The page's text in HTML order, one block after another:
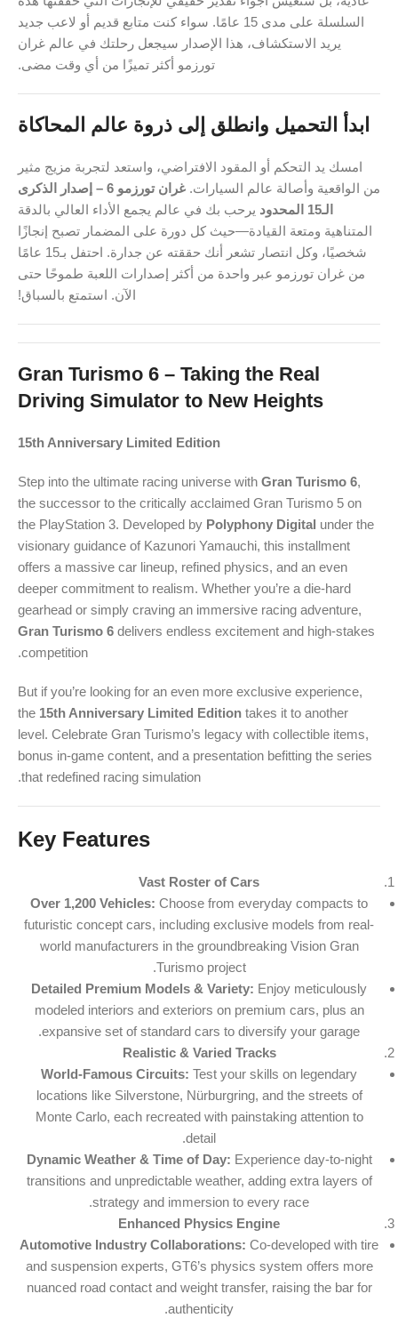
السلسلة على مدى 15 عامًا. سواء كنت متابع قديم أو لاعب جديد
يريد الاستكشاف، هذا الإصدار سيجعل رحلتك في عالم غران
تورزمو أكثر تميزًا من أي وقت مضى.
ابدأ التحميل وانطلق إلى ذروة عالم المحاكاة
امسك يد التحكم أو المقود الافتراضي، واستعد لتجربة مزيج مثير
من الواقعية وأصالة عالم السيارات.
غران تورزمو 6 – إصدار الذكرى
الـ15 المحدود
يرحب بك في عالم يجمع الأداء العالي بالدقة
المتناهية ومتعة القيادة—حيث كل دورة على المضمار تصبح إنجازًا
شخصيًا، وكل انتصار تشعر أنك حققته عن جدارة. احتفل بـ15 عامًا
من غران تورزمو عبر واحدة من أكثر إصدارات اللعبة طموحًا حتى
الآن. استمتع بالسباق!
Gran Turismo 6 – Taking the Real
Driving Simulator to New Heights
15th Anniversary Limited Edition
Step into the ultimate racing universe with Gran Turismo 6,
the successor to the critically acclaimed Gran Turismo 5 on
the PlayStation 3. Developed by Polyphony Digital under the
visionary guidance of Kazunori Yamauchi, this installment
offers a massive car lineup, refined physics, and an even
deeper commitment to realism. Whether you’re a die-hard
gearhead or simply craving an immersive racing adventure,
Gran Turismo 6 delivers endless excitement and high-stakes
competition.
But if you’re looking for an even more exclusive experience,
the 15th Anniversary Limited Edition takes it to another
level. Celebrate Gran Turismo’s legacy with collectible items,
bonus in-game content, and a presentation befitting the series
that redefined racing simulation.
Key Features
Vast Roster of Cars
Over 1,200 Vehicles: Choose from everyday compacts to
futuristic concept cars, including exclusive models from real-
world manufacturers in the groundbreaking Vision Gran
Turismo project.
Detailed Premium Models & Variety: Enjoy meticulously
modeled interiors and exteriors on premium cars, plus an
expansive set of standard cars to diversify your garage.
Realistic & Varied Tracks
World-Famous Circuits: Test your skills on legendary
locations like Silverstone, Nürburgring, and the streets of
Monte Carlo, each recreated with painstaking attention to
detail.
Dynamic Weather & Time of Day: Experience day-to-night
transitions and unpredictable weather, adding extra layers of
strategy and immersion to every race.
Enhanced Physics Engine
Automotive Industry Collaborations: Co-developed with tire
and suspension experts, GT6’s physics system offers more
nuanced road contact and weight transfer, raising the bar for
authenticity.